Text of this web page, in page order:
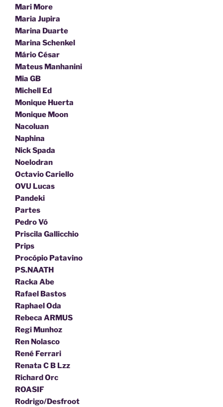
Mari More
Maria Jupira
Marina Duarte
Marina Schenkel
Mário César
Mateus Manhanini
Mia GB
Michell Ed
Monique Huerta
Monique Moon
Nacoluan
Naphina
Nick Spada
Noelodran
Octavio Cariello
OVU Lucas
Pandeki
Partes
Pedro Vó
Priscila Gallicchio
Prips
Procópio Patavino
PS.NAATH
Racka Abe
Rafael Bastos
Raphael Oda
Rebeca ARMUS
Regi Munhoz
Ren Nolasco
René Ferrari
Renata C B Lzz
Richard Orc
ROASIF
Rodrigo/Desfroot